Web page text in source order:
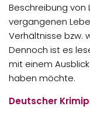
Beschreibung von
vergangenen
Verhältnisse bzw.
Dennoch ist es
mit einem
haben möchte.
Deutscher